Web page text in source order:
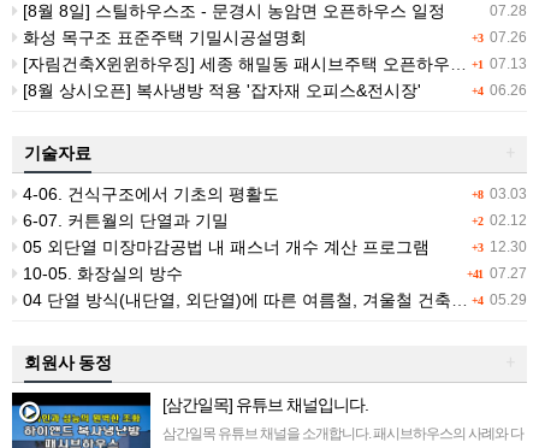
07.28
[8월 8일] 스틸하우스조 - 문경시 농암면 오픈하우스 일정
+3 07.26
화성 목구조 표준주택 기밀시공설명회
+1 07.13
[자림건축X윈윈하우징] 세종 해밀동 패시브주택 오픈하우스 (7/25 (토))
+4 06.26
[8월 상시오픈] 복사냉방 적용 '잡자재 오피스&전시장'
기술자료
+8 03.03
4-06. 건식구조에서 기초의 평활도
+2 02.12
6-07. 커튼월의 단열과 기밀
+3 12.30
05 외단열 미장마감공법 내 패스너 개수 계산 프로그램
+41 07.27
10-05. 화장실의 방수
+4 05.29
04 단열 방식(내단열, 외단열)에 따른 여름철, 겨울철 건축물 적외선 촬영
회원사 동정
[삼간일목] 유튜브 채널입니다.
삼간일목 유튜브 채널을 소개합니다. 패시브하우스의 사례와 다